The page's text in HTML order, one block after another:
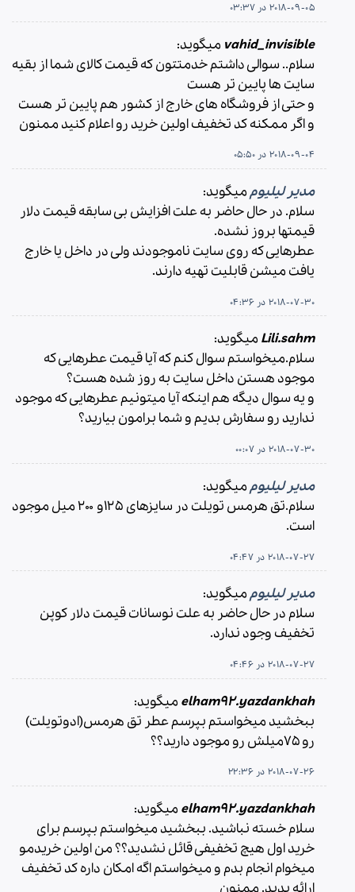
2018-09-05 در 03:37
vahid_invisible میگوید:
سلام.. سوالی داشتم خدمتتون که قیمت کالای شما از بقیه
سایت ها پایین تر هست
و حتی از فروشگاه های خارج از کشور هم پایین تر هست
و اگر ممکنه کد تخفیف اولین خرید رو اعلام کنید ممنون
2018-09-04 در 05:50
مدیر لیلیوممیگوید:
سلام. در حال حاضر به علت افزایش بی سابقه قیمت دلار
قیمتها بروز نشده.
عطرهایی که روی سایت ناموجودند ولی در داخل یا خارج
یافت میشن قابلیت تهیه دارند.
2018-07-30 در 04:36
Lili.sahm میگوید:
سلام.میخواستم سوال کنم که آیا قیمت عطرهایی که
موجود هستن داخل سایت به روز شده هست؟
و یه سوال دیگه هم اینکه آیا میتونیم عطرهایی که موجود
ندارید رو سفارش بدیم و شما برامون بیارید؟
2018-07-30 در 00:07
مدیر لیلیوممیگوید:
سلام.تق هرمس تویلت در سایزهای ۱۲۵و ۲۰۰ میل موجود
است.
2018-07-27 در 04:47
مدیر لیلیوممیگوید:
سلام در حال حاضر به علت نوسانات قیمت دلار کوپن
تخفیف وجود ندارد.
2018-07-27 در 04:46
elham92.yazdankhah میگوید:
ببخشید میخواستم بپرسم عطر تق هرمس(ادوتویلت)
رو ۷۵میلش رو موجود دارید؟؟
2018-07-26 در 22:36
elham92.yazdankhah میگوید:
سلام خسته نباشید. ببخشید میخواستم بپرسم برای
خرید اول هیچ تخفیفی قائل نشدید؟؟ من اولین خریدمو
میخوام انجام بدم و میخواستم اگه امکان داره کد تخفیف